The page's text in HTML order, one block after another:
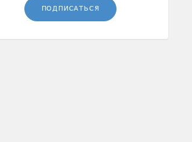
ПОДПИСАТЬСЯ